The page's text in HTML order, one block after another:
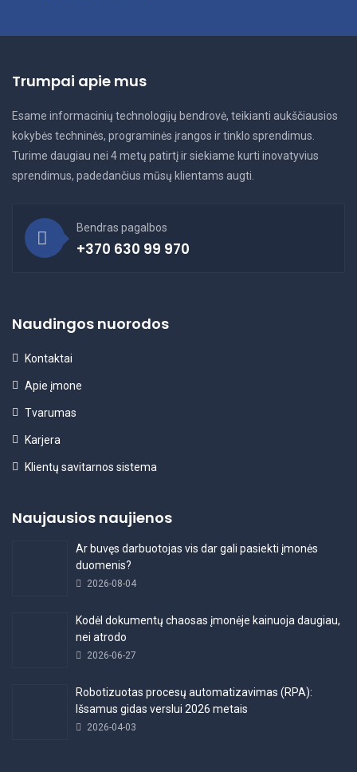
Trumpai apie mus
Esame informacinių technologijų bendrovė, teikianti aukščiausios
kokybės techninės, programinės įrangos ir tinklo sprendimus.
Turime daugiau nei 4 metų patirtį ir siekiame kurti inovatyvius
sprendimus, padedančius mūsų klientams augti.
Bendras pagalbos
+370 630 99 970
Naudingos nuorodos
Kontaktai
Apie įmone
Tvarumas
Karjera
Klientų savitarnos sistema
Naujausios naujienos
Ar buvęs darbuotojas vis dar gali pasiekti įmonės
duomenis?
2026-08-04
Kodėl dokumentų chaosas įmonėje kainuoja daugiau,
nei atrodo
2026-06-27
Robotizuotas procesų automatizavimas (RPA):
Išsamus gidas verslui 2026 metais
2026-04-03